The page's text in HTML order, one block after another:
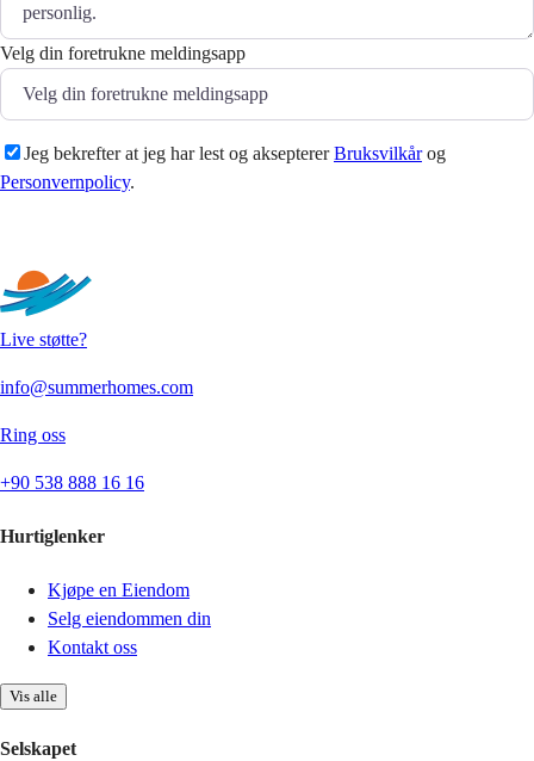
Velg din foretrukne meldingsapp
Jeg bekrefter at jeg har lest og akseptererBruksvilkårog
Personvernpolicy.
Live støtte?
info@summerhomes.com
Ring oss
+90 538 888 16 16
Hurtiglenker
Kjøpe en Eiendom
Selg eiendommen din
Kontakt oss
Vis alle
Selskapet